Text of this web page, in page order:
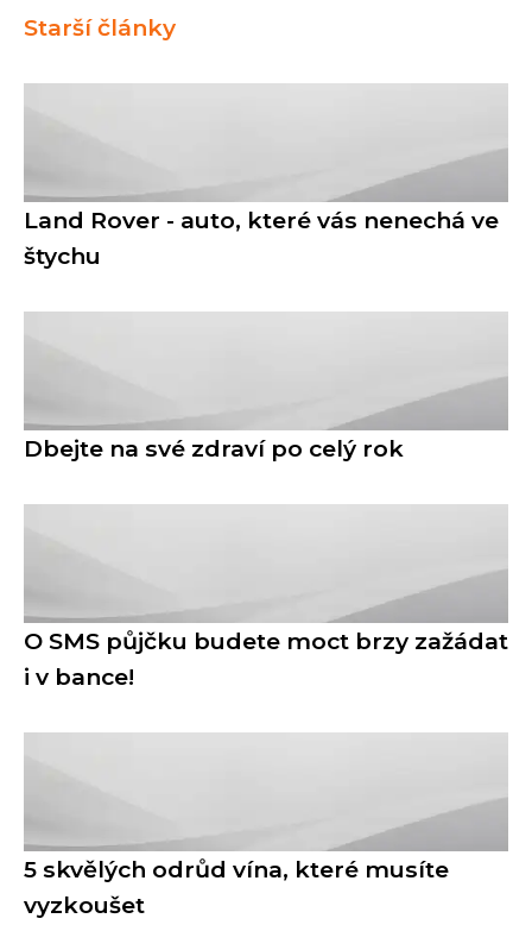
Starší články
Land Rover - auto, které vás nenechá ve
štychu
Dbejte na své zdraví po celý rok
O SMS půjčku budete moct brzy zažádat
i v bance!
5 skvělých odrůd vína, které musíte
vyzkoušet